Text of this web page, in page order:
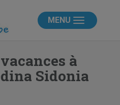
MENU
à
Sidonia